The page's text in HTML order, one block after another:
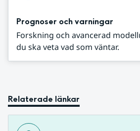
Prognoser och varningar
Forskning och avancerad
du ska veta vad som väntar.
Relaterade länkar